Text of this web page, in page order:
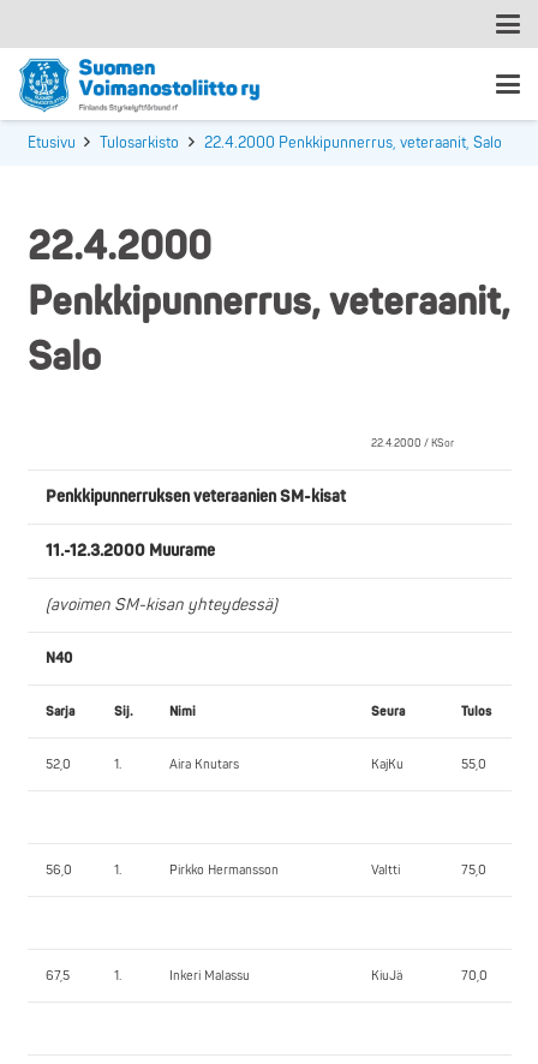
Etusivu Tulosarkisto 22.4.2000 Penkkipunnerrus, veteraanit, Salo
22.4.2000
Penkkipunnerrus, veteraanit,
Salo
22.4.2000 / KSor
Penkkipunnerruksen veteraanien SM-kisat
11.-12.3.2000 Muurame
(avoimen SM-kisan yhteydessä)
N40
Sarja Sij. Nimi Seura Tulos
52,0 1. Aira Knutars KajKu 55,0
56,0 1. Pirkko Hermansson Valtti 75,0
67,5 1. Inkeri Malassu KiuJä 70,0